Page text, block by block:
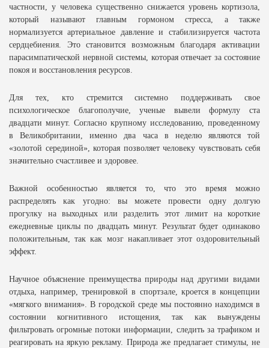
частности, у человека существенно снижается уровень кортизола,
который называют главным гормоном стресса, а также
нормализуется артериальное давление и стабилизируется частота
сердцебиения. Это становится возможным благодаря активации
парасимпатической нервной системы, которая отвечает за состояние
покоя и восстановления ресурсов.
Для тех, кто стремится системно поддерживать свое
психологическое благополучие, ученые вывели формулу ста
двадцати минут. Согласно крупному исследованию, проведенному
в Великобритании, именно два часа в неделю являются той
«золотой серединой», которая позволяет человеку чувствовать себя
значительно счастливее и здоровее.
Важной особенностью является то, что это время можно
распределять как угодно: вы можете провести одну долгую
прогулку на выходных или разделить этот лимит на короткие
ежедневные циклы по двадцать минут. Результат будет одинаково
положительным, так как мозг накапливает этот оздоровительный
эффект.
Научное объяснение преимущества природы над другими видами
отдыха, например, тренировкой в спортзале, кроется в концепции
«мягкого внимания». В городской среде мы постоянно находимся в
состоянии когнитивного истощения, так как вынуждены
фильтровать огромные потоки информации, следить за трафиком и
реагировать на яркую рекламу. Природа же предлагает стимулы, не